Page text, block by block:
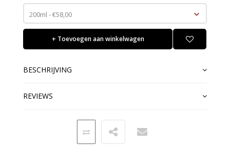
200ml - €58,00
+ Toevoegen aan winkelwagen
BESCHRIJVING
REVIEWS